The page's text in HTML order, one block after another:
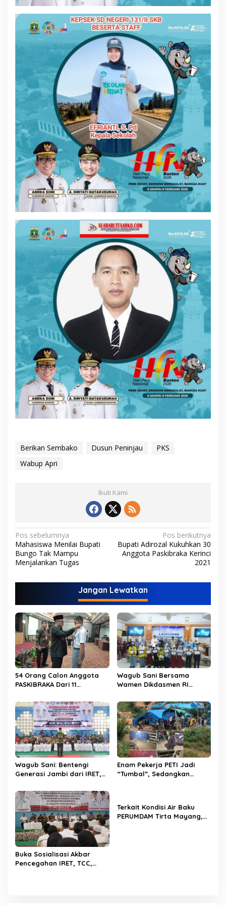
Berikan Sembako Dusun Peninjau
PKS
Wabup Apri
Ikuti Kami
N
a
v
i
a
s
i
p
o
s
Pos sebelumnya
Mahasiswa Menilai Bupati
Bungo Tak Mampu
Menjalankan Tugas
Pos berikutnya
Bupati Adirozal Kukuhkan 30
Anggota Paskibraka Kerinci
2021
Jangan Lewatkan
54 Orang Calon Anggota
PASKIBRAKA Dari 11
Jambi Jalani Pemusatan
Dan Pelatihan
Wagub Sani Bersama
Wamen Dikdasmen RI
Pintar, Dorong
Transformasi Digital
Pendidikan di Jambi
Wagub Sani: Bentengi
Generasi Jambi dari IRET,
Dimulai dari Sekolah
Enam Pekerja PETI Jadi
“Tumbal”, Sedangkan
Buka Sosialisasi Akbar
Pencegahan IRET, TCC,
Terkait Kondisi Air Baku
PERUMDAM Tirta Mayang,